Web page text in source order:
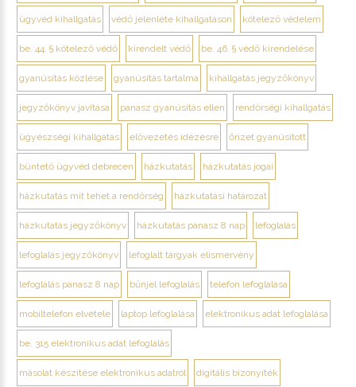
ügyvéd kihallgatás védő jelenléte kihallgatáson kötelező védelem
be. 44. § kötelező védő kirendelt védő be. 46. § védő kirendelése
gyanúsítás közlése gyanúsítás tartalma kihallgatás jegyzőkönyv
jegyzőkönyv javítása panasz gyanúsítás ellen rendőrségi kihallgatás
ügyészségi kihallgatás elővezetés idézésre őrizet gyanúsított
büntető ügyvéd debrecen házkutatás házkutatás jogai
házkutatás mit tehet a rendőrség házkutatási határozat
házkutatás jegyzőkönyv házkutatás panasz 8 nap lefoglalás
lefoglalás jegyzőkönyv lefoglalt tárgyak elismervény
lefoglalás panasz 8 nap bűnjel lefoglalás telefon lefoglalása
mobiltelefon elvétele laptop lefoglalása elektronikus adat lefoglalása
be. 315 elektronikus adat lefoglalás
másolat készítése elektronikus adatról digitális bizonyíték